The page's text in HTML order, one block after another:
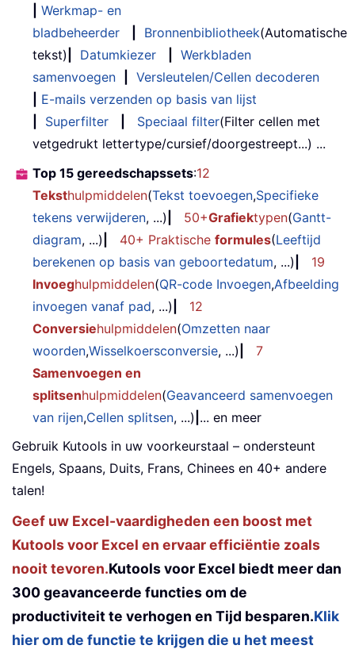
Werkmap- en
bladbeheerder
Bronnenbibliotheek(Automatische
tekst)
Datumkiezer
Werkbladen
samenvoegen
Versleutelen/Cellen decoderen
E-mails verzenden op basis van lijst
Superfilter Speciaal filter(Filter cellen met
vetgedrukt lettertype/cursief/doorgestreept...) ...
Top 15 gereedschapssets:12
Teksthulpmiddelen(Tekst toevoegen,Specifieke
tekens verwijderen, ...) 50+Grafiektypen(Gantt-
diagram, ...) 40+ Praktische formules(Leeftijd
berekenen op basis van geboortedatum, ...)
19
Invoeghulpmiddelen(QR-code Invoegen,Afbeelding
invoegen vanaf pad, ...)
12
Conversiehulpmiddelen(Omzetten naar
woorden,Wisselkoersconversie, ...)
7
Samenvoegen en
splitsenhulpmiddelen(Geavanceerd samenvoegen
van rijen,Cellen splitsen, ...) ... en meer
Gebruik Kutools in uw voorkeurstaal – ondersteunt
Engels, Spaans, Duits, Frans, Chinees en 40+ andere
talen!
Geef uw Excel-vaardigheden een boost met
Kutools voor Excel en ervaar efficiëntie zoals
nooit tevoren.Kutools voor Excel biedt meer dan
300 geavanceerde functies om de
productiviteit te verhogen en Tijd besparen.Klik
hier om de functie te krijgen die u het meest